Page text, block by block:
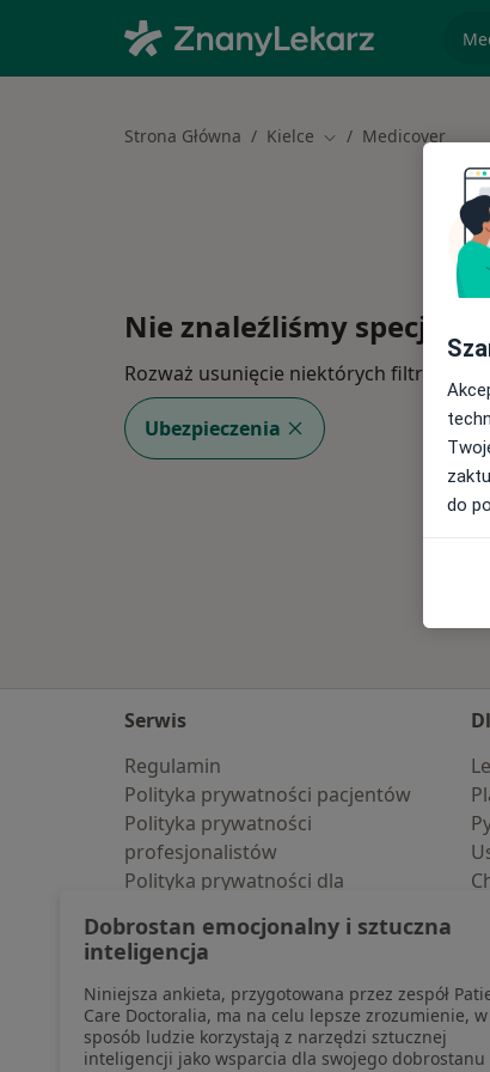
Strona Główna Kielce Zmień miasto
Medicover
Nie znaleźliśmy
Rozważ usunięcie niektórych filtrów:
Ubezpieczenia
Serwis
Regulamin
Polityka prywatności pacjentów
Polityka prywatności
profesjonalistów
Polityka prywatności dla
pozyskaliśmy samodzielnie
Polityka cookies
Jak działają wyniki wyszukiwania
Dostępność
O nas
do
Dobrostan emocjonalny i sztuczna
inteligencja
Niniejsza ankieta, przygotowana przez zespół
Care Doctoralia, ma na celu lepsze zrozumienie,
sposób ludzie korzystają z narzędzi sztucznej
inteligencji jako wsparcia dla swojego dobrostanu